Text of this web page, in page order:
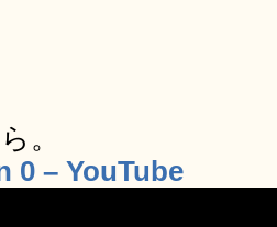
。
0 – YouTube